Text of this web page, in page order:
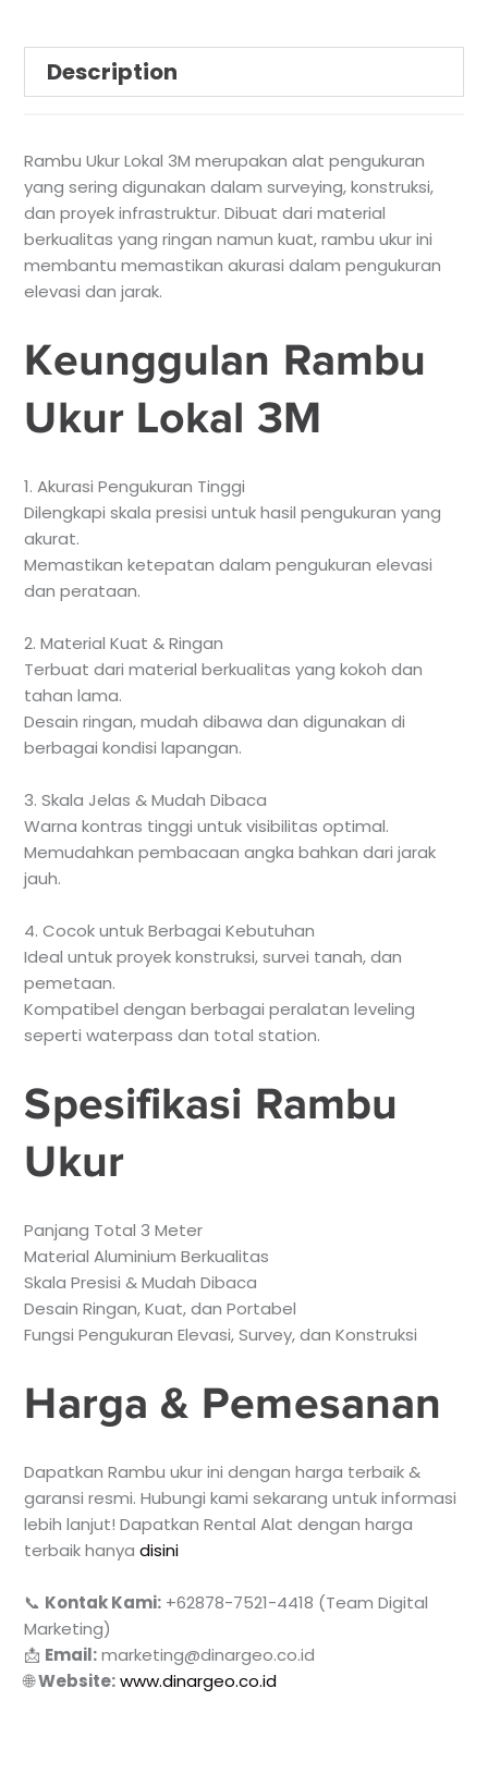
Description
Rambu Ukur Lokal 3M merupakan alat pengukuran
yang sering digunakan dalam surveying, konstruksi,
dan proyek infrastruktur. Dibuat dari material
berkualitas yang ringan namun kuat, rambu ukur ini
membantu memastikan akurasi dalam pengukuran
elevasi dan jarak.
Keunggulan Rambu
Ukur Lokal 3M
1. Akurasi Pengukuran Tinggi
Dilengkapi skala presisi untuk hasil pengukuran yang
akurat.
Memastikan ketepatan dalam pengukuran elevasi
dan perataan.
2. Material Kuat & Ringan
Terbuat dari material berkualitas yang kokoh dan
tahan lama.
Desain ringan, mudah dibawa dan digunakan di
berbagai kondisi lapangan.
3. Skala Jelas & Mudah Dibaca
Warna kontras tinggi untuk visibilitas optimal.
Memudahkan pembacaan angka bahkan dari jarak
jauh.
4. Cocok untuk Berbagai Kebutuhan
Ideal untuk proyek konstruksi, survei tanah, dan
pemetaan.
Kompatibel dengan berbagai peralatan leveling
seperti waterpass dan total station.
Spesifikasi Rambu
Ukur
Panjang Total 3 Meter
Material Aluminium Berkualitas
Skala Presisi & Mudah Dibaca
Desain Ringan, Kuat, dan Portabel
Fungsi Pengukuran Elevasi, Survey, dan Konstruksi
Harga & Pemesanan
Dapatkan Rambu ukur ini dengan harga terbaik &
garansi resmi. Hubungi kami sekarang untuk informasi
lebih lanjut! Dapatkan Rental Alat dengan harga
terbaik hanyadisini
📞 Kontak Kami: +62878-7521-4418 (Team Digital
Marketing)
📩 Email:marketing@dinargeo.co.id
🌐Website: www.dinargeo.co.id